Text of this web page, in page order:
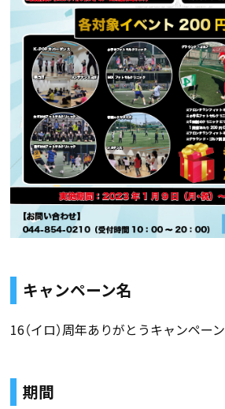
キャンペーン名
16（イロ）周年ありがとうキャンペーン
期間